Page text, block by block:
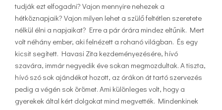
tudják ezt elfogadni? Vajon mennyire nehezek a
hétköznapjaik? Vajon milyen lehet a szülő feltétlen szeretete
nélkül élni a napjaikat? Erre a pár órára mindez eltűnik. Mert
volt néhány ember, aki felnézett a rohanó világban. És egy
kicsit segített. Havasi Zita kezdeményezésére, hívó
szavára, immár negyedik éve sokan megmozdultak. A tiszta,
hívó szó sok ajándékot hozott, az órákon át tartó szervezés
pedig a végén sok örömet. Ami különleges volt, hogy a
gyerekek által kért dolgokat mind megvették. Mindenkinek